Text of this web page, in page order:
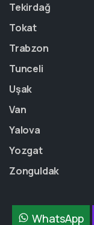
Tekirdağ
Tokat
Trabzon
Tunceli
Uşak
Van
Yalova
Yozgat
Zonguldak
WhatsApp